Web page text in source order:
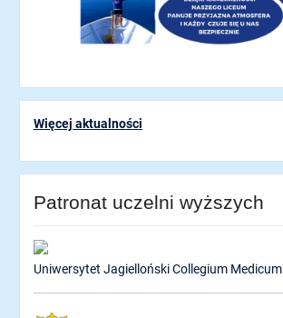
Więcej aktualności
Patronat uczelni wyższych
Uniwersytet Jagielloński Collegium Medicum